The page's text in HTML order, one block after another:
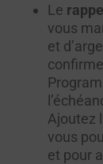
Le
vous
et
Ajoutez
vous
et pour